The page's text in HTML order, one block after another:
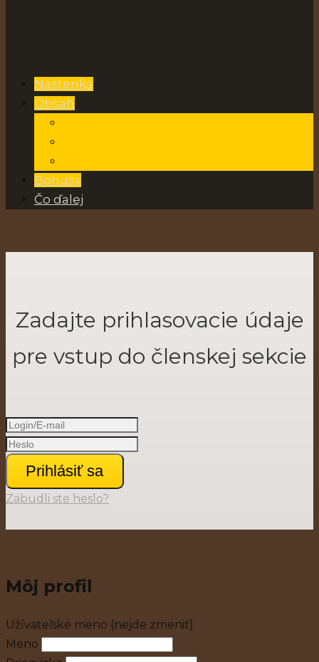
Nástenka
Obsah
Bonusy
Čo ďalej
Zadajte prihlasovacie údaje
pre vstup do členskej sekcie
Prihlásiť sa
Zabudli ste heslo?
Môj profil
Užívateľské meno (nejde zmeniť)
Meno